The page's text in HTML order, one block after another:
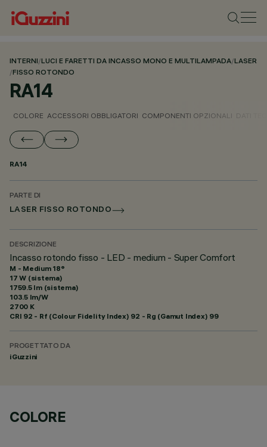
INTERNI/LUCI E FARETTI DA INCASSO MONO E MULTILAMPADA/LASER
/FISSO ROTONDO
RA14
COLORE ACCESSORI OBBLIGATORI COMPONENTI OPZIONALI
RA14
PARTE DI
LASER FISSO ROTONDO
DESCRIZIONE
Incasso rotondo fisso - LED - medium - Super Comfort
M - Medium 18°
17 W (sistema)
1759.5 lm (sistema)
103.5 lm/W
2700 K
CRI 92 - Rf (Colour Fidelity Index) 92 - Rg (Gamut Index) 99
PROGETTATO DA
iGuzzini
COLORE